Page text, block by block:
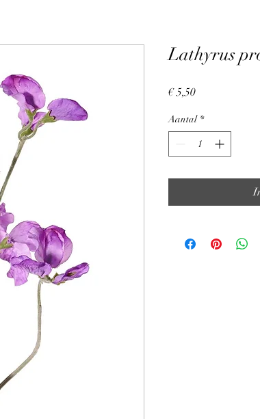
Lathyrus
€ 5,50Prijs
Aantal *